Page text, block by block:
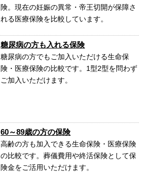
険。現在の妊娠の異常・帝王切開が保障さ
れる医療保険を比較しています。
糖尿病の方も入れる保険
糖尿病の方でもご加入いただける生命保
険・医療保険の比較です。1型2型を問わず
ご加入いただけます。
60～89歳の方の保険
高齢の方も加入できる生命保険・医療保険
の比較です。葬儀費用や終活保険として保
険金をご活用いただけます。